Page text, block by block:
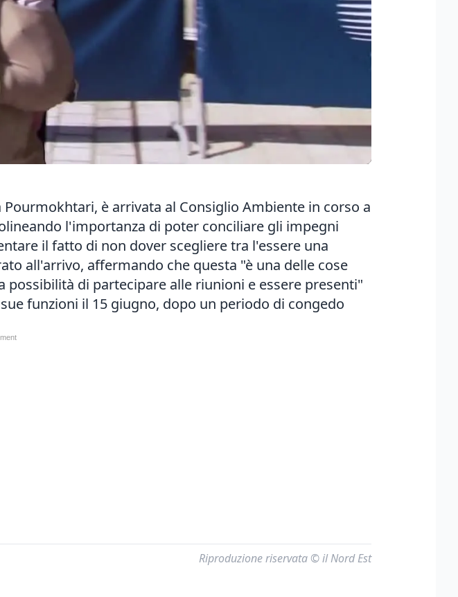
è arrivata al Consiglio Ambiente in corso a
l'importanza di poter conciliare gli impegni
il fatto di non dover scegliere tra l'essere una
all'arrivo, affermando che questa "è una delle cose
possibilità di partecipare alle riunioni e essere presenti"
funzioni il 15 giugno, dopo un periodo di congedo
Riproduzione riservata © il Nord Est